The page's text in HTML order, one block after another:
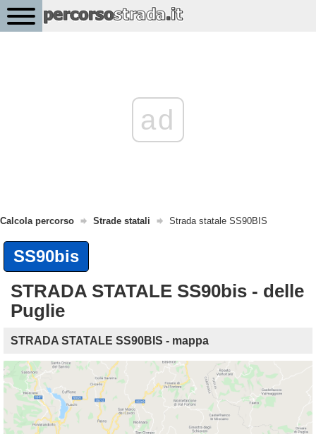
ad
Calcola percorso Strade statali Strada statale SS90BIS
SS90bis
STRADA STATALE SS90bis - delle
Puglie
STRADA STATALE SS90BIS - mappa